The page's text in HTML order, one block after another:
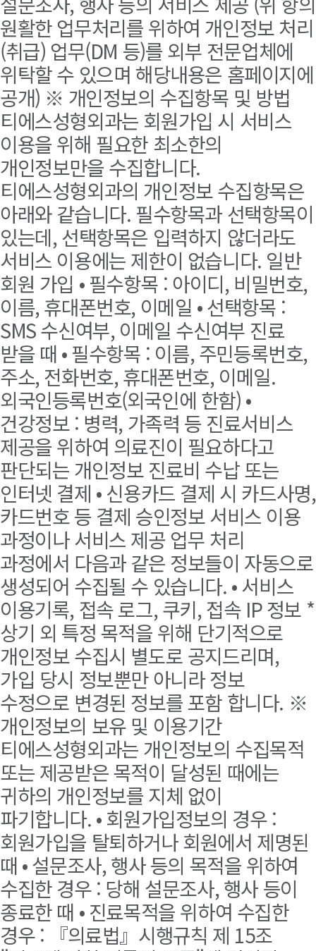
원활한 업무처리를 위하여 개인정보 처리
(취급) 업무(DM 등)를 외부 전문업체에
위탁할 수 있으며 해당내용은 홈페이지에
공개) ※ 개인정보의 수집항목 및 방법
티에스성형외과는 회원가입 시 서비스
이용을 위해 필요한 최소한의
개인정보만을 수집합니다.
티에스성형외과의 개인정보 수집항목은
아래와 같습니다. 필수항목과 선택항목이
있는데, 선택항목은 입력하지 않더라도
서비스 이용에는 제한이 없습니다. 일반
회원 가입 • 필수항목 : 아이디, 비밀번호,
이름, 휴대폰번호, 이메일 • 선택항목 :
SMS 수신여부, 이메일 수신여부 진료
받을 때 • 필수항목 : 이름, 주민등록번호,
주소, 전화번호, 휴대폰번호, 이메일.
외국인등록번호(외국인에 한함) •
건강정보 : 병력, 가족력 등 진료서비스
제공을 위하여 의료진이 필요하다고
판단되는 개인정보 진료비 수납 또는
인터넷 결제 • 신용카드 결제 시 카드사명,
카드번호 등 결제 승인정보 서비스 이용
과정이나 서비스 제공 업무 처리
과정에서 다음과 같은 정보들이 자동으로
생성되어 수집될 수 있습니다. • 서비스
이용기록, 접속 로그, 쿠키, 접속 IP 정보 *
상기 외 특정 목적을 위해 단기적으로
개인정보 수집시 별도로 공지드리며,
가입 당시 정보뿐만 아니라 정보
수정으로 변경된 정보를 포함 합니다. ※
개인정보의 보유 및 이용기간
티에스성형외과는 개인정보의 수집목적
또는 제공받은 목적이 달성된 때에는
귀하의 개인정보를 지체 없이
파기합니다. • 회원가입정보의 경우 :
회원가입을 탈퇴하거나 회원에서 제명된
때 • 설문조사, 행사 등의 목적을 위하여
수집한 경우 : 당해 설문조사, 행사 등이
종료한 때 • 진료목적을 위하여 수집한
경우 : 『의료법』시행규칙 제 15조